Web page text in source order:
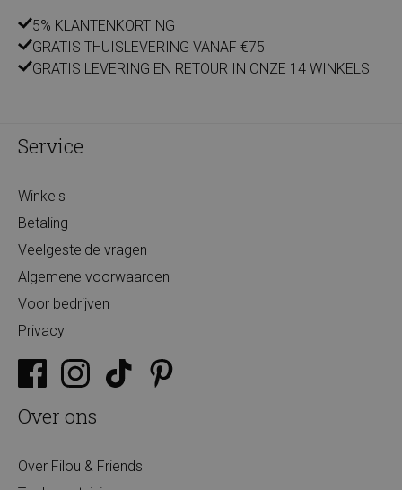
5% KLANTENKORTING
GRATIS THUISLEVERING VANAF €75
GRATIS LEVERING EN RETOUR IN ONZE 14 WINKELS
Service
Winkels
Betaling
Veelgestelde vragen
Algemene voorwaarden
Voor bedrijven
Privacy
Over ons
Over Filou & Friends